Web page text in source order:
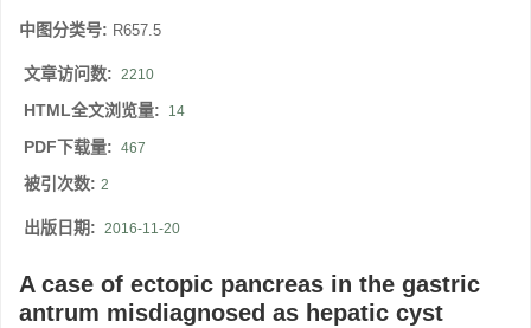
中图分类号: R657.5
文章访问数: 2210
HTML全文浏览量: 14
PDF下载量: 467
被引次数: 2
出版日期: 2016-11-20
A case of ectopic pancreas in the gastric
antrum misdiagnosed as hepatic cyst